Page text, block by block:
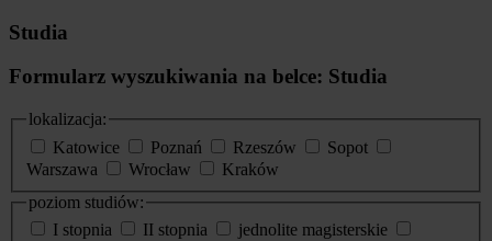
Studia
Formularz wyszukiwania na belce: Studia
lokalizacja:
Katowice
Poznań Rzeszów
Sopot
Warszawa
Wrocław
Kraków
poziom studiów:
I stopnia
II stopnia
jednolite magisterskie